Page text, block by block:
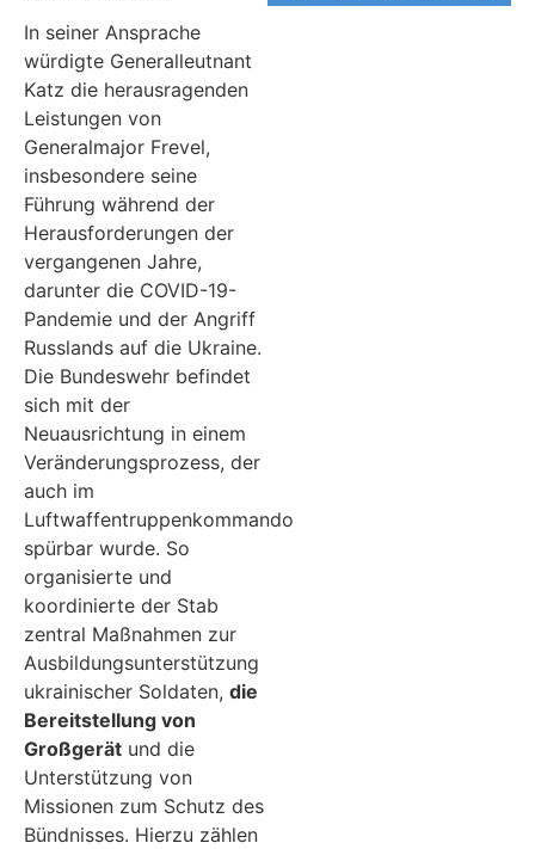
In seiner Ansprache
würdigte Generalleutnant
Katz die herausragenden
Leistungen von
Generalmajor Frevel,
insbesondere seine
Führung während der
Herausforderungen der
vergangenen Jahre,
darunter die COVID-19-
Pandemie und der Angriff
Russlands auf die Ukraine.
Die Bundeswehr befindet
sich mit der
Neuausrichtung in einem
Veränderungsprozess, der
auch im
Luftwaffentruppenkommando
spürbar wurde. So
organisierte und
koordinierte der Stab
zentral Maßnahmen zur
Ausbildungsunterstützung
ukrainischer Soldaten, die
Bereitstellung von
Großgerät und die
Unterstützung von
Missionen zum Schutz des
Bündnisses. Hierzu zählen